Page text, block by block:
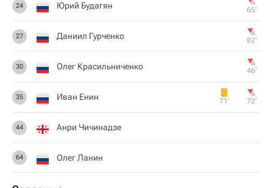
24 Юрий Будагян 65‎’‎
27 Даниил Гурченко 82‎’‎
30 Олег Красильниченко 46‎’‎
35 Иван Енин 71‎’‎ 72‎’‎
44 Анри Чичинадзе
64 Олег Ланин